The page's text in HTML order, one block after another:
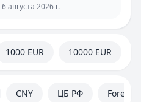
6 августа 2026 г.
1000 EUR 10000 EUR
CNY ЦБ РФ Forex